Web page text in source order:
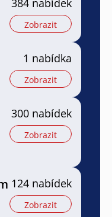
Zobrazit
1 nabídka
Zobrazit
300 nabídek
Zobrazit
124 nabídek
Zobrazit